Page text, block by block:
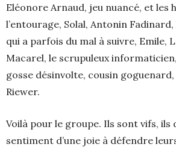
Eléonore Arnaud, jeu nuancé, et les
l’entourage, Solal, Antonin
qui a parfois du mal à suivre, Emile,
Macarel, le scrupuleux
gosse désinvolte, cousin
Riewer.
Voilà pour le groupe. Ils sont vifs, ils
sentiment d’une joie à défendre